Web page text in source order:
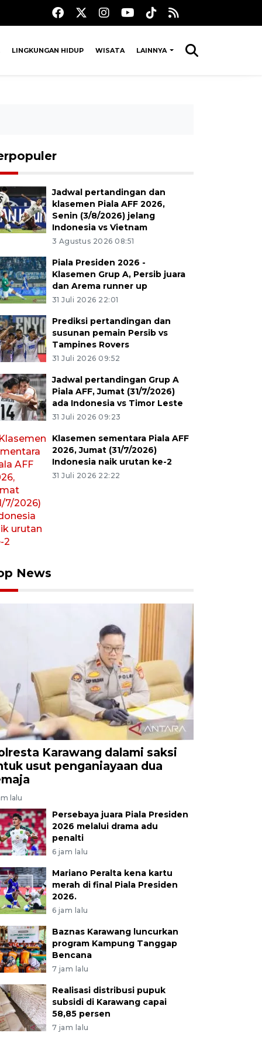
LINGKUNGAN HIDUP WISATA LAINNYA
Jadwal pertandingan dan
klasemen Piala AFF 2026,
Senin (3/8/2026) jelang
Indonesia vs Vietnam
3 Agustus 2026 08:51
Piala Presiden 2026 -
Klasemen Grup A, Persib juara
dan Arema runner up
31 Juli 2026 22:01
Prediksi pertandingan dan
susunan pemain Persib vs
Tampines Rovers
31 Juli 2026 09:52
Jadwal pertandingan Grup A
Piala AFF, Jumat (31/7/2026)
ada Indonesia vs Timor Leste
31 Juli 2026 09:23
Klasemen sementara Piala AFF
2026, Jumat (31/7/2026)
Indonesia naik urutan ke-2
31 Juli 2026 22:22
News
Karawang dalami saksi
usut penganiayaan dua
lalu
Persebaya juara Piala Presiden
2026 melalui drama adu
penalti
6 jam lalu
Mariano Peralta kena kartu
merah di final Piala Presiden
2026.
6 jam lalu
Baznas Karawang luncurkan
program Kampung Tanggap
Bencana
7 jam lalu
Realisasi distribusi pupuk
subsidi di Karawang capai
58,85 persen
7 jam lalu